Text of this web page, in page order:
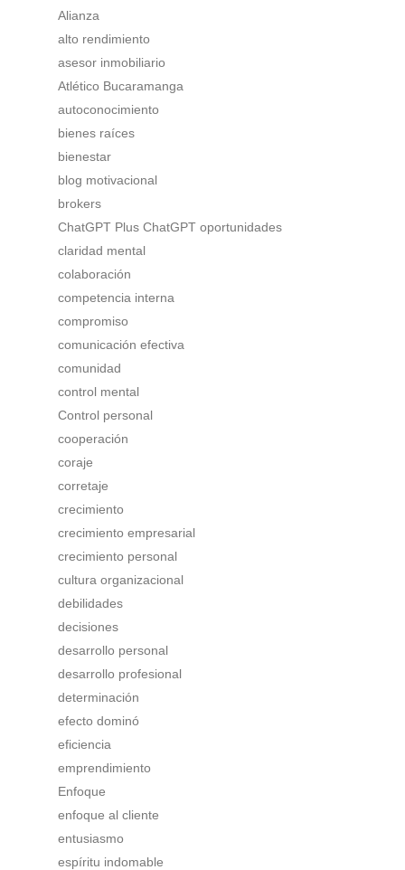
Alianza
alto rendimiento
asesor inmobiliario
Atlético Bucaramanga
autoconocimiento
bienes raíces
bienestar
blog motivacional
brokers
ChatGPT Plus ChatGPT oportunidades
claridad mental
colaboración
competencia interna
compromiso
comunicación efectiva
comunidad
control mental
Control personal
cooperación
coraje
corretaje
crecimiento
crecimiento empresarial
crecimiento personal
cultura organizacional
debilidades
decisiones
desarrollo personal
desarrollo profesional
determinación
efecto dominó
eficiencia
emprendimiento
Enfoque
enfoque al cliente
entusiasmo
espíritu indomable